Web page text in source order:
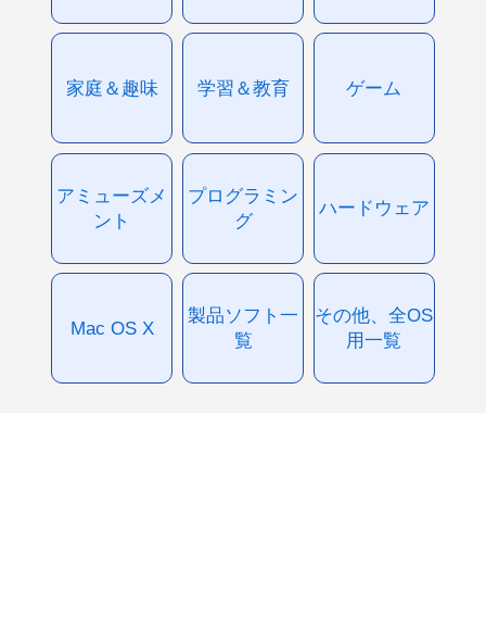
家庭＆趣味 学習＆教育 ゲーム
アミューズメ
ント
プログラミン
グ
ハードウェア
Mac OS X
製品ソフト一
覧
その他、全OS
用一覧